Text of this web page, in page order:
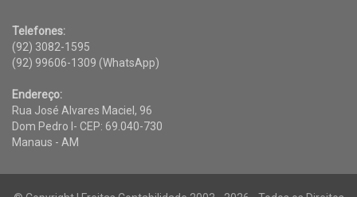
Telefones:
(92) 3082-1595
(92) 99606-1309 (WhatsApp)
Endereço:
Rua José Alvares Maciel, 96
Dom Pedro I- CEP: 69.040-730
Manaus - AM